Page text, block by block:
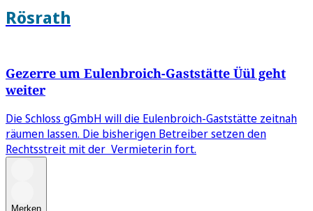
Rösrath
Gezerre um Eulenbroich-Gaststätte Üül geht
weiter
Die Schloss gGmbH will die Eulenbroich-Gaststätte zeitnah
räumen lassen. Die bisherigen Betreiber setzen den
Rechtsstreit mit der Vermieterin fort.
Merken